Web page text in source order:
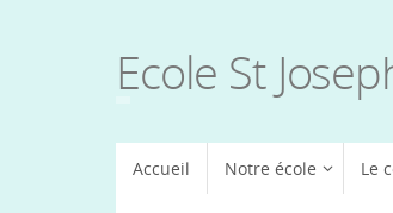
Ecole St
auAccueil Notre école Le